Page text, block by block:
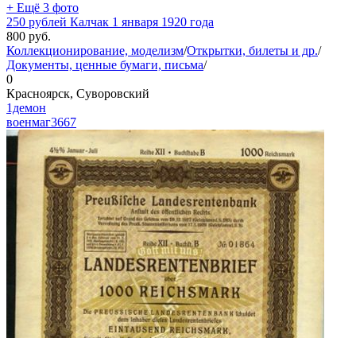
+ Ещё 3 фото
250 рублей Калчак 1 января 1920 года
800 руб.
Коллекционирование, моделизм/Открытки, билеты и др./
Документы, ценные бумаги, письма/
0
Красноярск, Суворовский
1демон
военмаг3667